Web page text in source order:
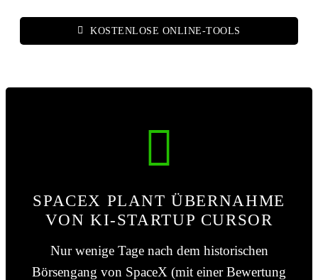
KOSTENLOSE ONLINE-TOOLS
SPACEX PLANT ÜBERNAHME
VON KI-STARTUP CURSOR
Nur wenige Tage nach dem historischen
Börsengang von SpaceX (mit einer Bewertung